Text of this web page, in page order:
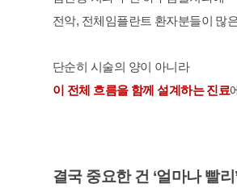
전악, 전체임플란트 환자분들이 많
단순히 시술의 양이 아니라
이 전체 흐름을 함께 설계하는 진료
결국 중요한 건 ‘얼마나 빨